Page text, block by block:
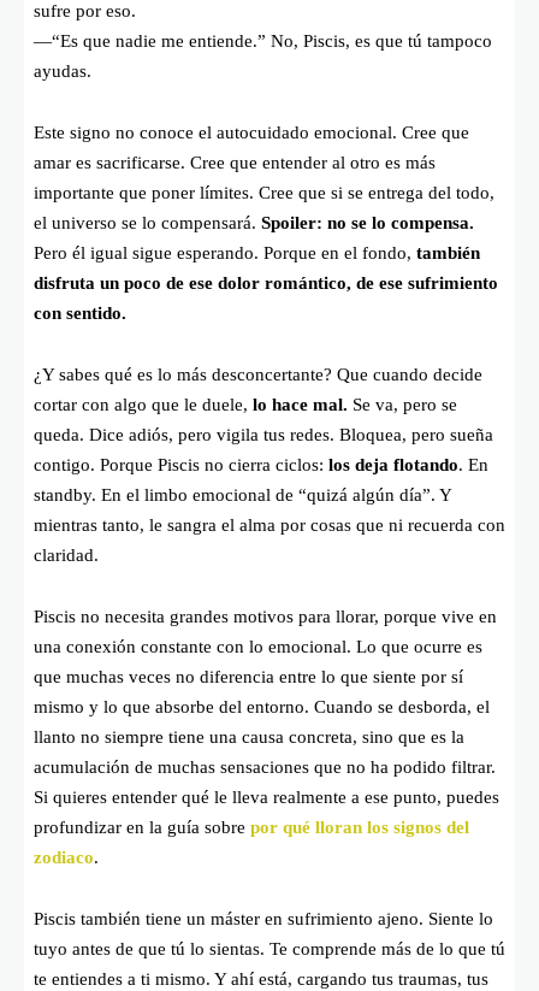
sufre por eso.
—“Es que nadie me entiende.” No, Piscis, es que tú tampoco
ayudas.
Este signo no conoce el autocuidado emocional. Cree que
amar es sacrificarse. Cree que entender al otro es más
importante que poner límites. Cree que si se entrega del todo,
el universo se lo compensará. Spoiler: no se lo compensa.
Pero él igual sigue esperando. Porque en el fondo, también
disfruta un poco de ese dolor romántico, de ese sufrimiento
con sentido.
¿Y sabes qué es lo más desconcertante? Que cuando decide
cortar con algo que le duele, lo hace mal. Se va, pero se
queda. Dice adiós, pero vigila tus redes. Bloquea, pero sueña
contigo. Porque Piscis no cierra ciclos: los deja flotando. En
standby. En el limbo emocional de “quizá algún día”. Y
mientras tanto, le sangra el alma por cosas que ni recuerda con
claridad.
Piscis no necesita grandes motivos para llorar, porque vive en
una conexión constante con lo emocional. Lo que ocurre es
que muchas veces no diferencia entre lo que siente por sí
mismo y lo que absorbe del entorno. Cuando se desborda, el
llanto no siempre tiene una causa concreta, sino que es la
acumulación de muchas sensaciones que no ha podido filtrar.
Si quieres entender qué le lleva realmente a ese punto, puedes
profundizar en la guía sobre por qué lloran los signos del
zodiaco.
Piscis también tiene un máster en sufrimiento ajeno. Siente lo
tuyo antes de que tú lo sientas. Te comprende más de lo que tú
te entiendes a ti mismo. Y ahí está, cargando tus traumas, tus